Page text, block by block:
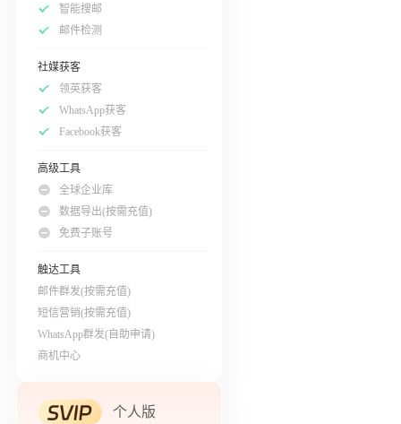
智能搜邮
邮件检测
社媒获客
领英获客
WhatsApp获客
Facebook获客
高级工具
全球企业库
数据导出(按需充值)
免费子账号
触达工具
邮件群发(按需充值)
短信营销(按需充值)
WhatsApp群发(自助申请)
商机中心
个人版